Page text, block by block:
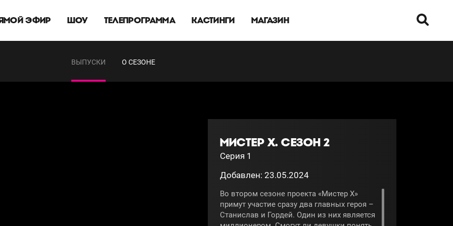
ЭФИР ШОУ ТЕЛЕПРОГРАММА КАСТИНГИ МАГАЗИН
ВЫПУСКИ О СЕЗОНЕ
МИСТЕР Х. СЕЗОН 2
Серия 1
Добавлен: 23.05.2024
Во втором сезоне проекта «Мистер X»
примут участие сразу два главных героя –
Станислав и Гордей. Один из них является